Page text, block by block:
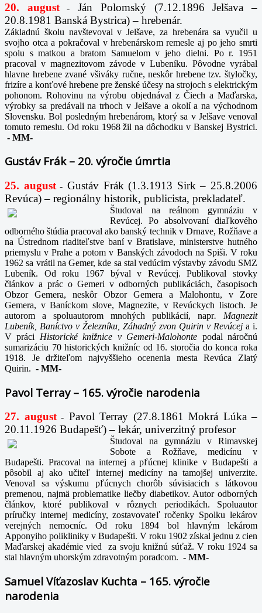
20. august-
Ján Polomský (7.12.1896 Jelšava –
20.8.1981 Banská Bystrica) – hrebenár.
Základnú školu navštevoval v Jelšave, za hrebenára sa vyučil u
svojho otca a pokračoval v hrebenárskom remesle aj po jeho smrti
spolu s matkou a bratom Samuelom v jeho dielni. Po r. 1951
pracoval v magnezitovom závode v Lubeníku. Pôvodne vyrábal
hlavne hrebene zvané všiváky ručne, neskôr hrebene tzv. štyločky,
frizíre a konťové hrebene pre ženské účesy na strojoch s elektrickým
pohonom. Rohovinu na výrobu objednával z Čiech a Maďarska,
výrobky sa predávali na trhoch v Jelšave a okolí a na východnom
Slovensku. Bol posledným hrebenárom, ktorý sa v Jelšave venoval
tomuto remeslu. Od roku 1968 žil na dôchodku v Banskej Bystrici.
- MM-
Gustáv Frák – 20. výročie úmrtia
25. august- Gustáv Frák (1.3.1913 Sirk – 25.8.2006
Revúca) – regionálny historik, publicista, prekladateľ.
Študoval na reálnom gymnáziu v
Revúcej. Po absolvovaní diaľkového
odborného štúdia pracoval ako banský technik v Drnave, Rožňave a
na Ústrednom riaditeľstve baní v Bratislave, ministerstve hutného
priemyslu v Prahe a potom v Banských závodoch na Spiši. V roku
1962 sa vrátil na Gemer, kde sa stal vedúcim výstavby závodu SMZ
Lubeník. Od roku 1967 býval v Revúcej. Publikoval stovky
článkov a prác o Gemeri v odborných publikáciách, časopisoch
Obzor Gemera, neskôr Obzor Gemera a Malohontu, v Zore
Gemera, v Baníckom slove, Magnezite, v Revúckych listoch. Je
autorom a spoluautorom mnohých publikácií, napr. Magnezit
Lubeník, Baníctvo v Železníku, Záhadný zvon Quirin v Revúcej a i.
V práci Historické knižnice v Gemeri-Malohonte podal náročnú
sumarizáciu 70 historických knižníc od 16. storočia do konca roka
1918. Je držiteľom najvyššieho ocenenia mesta Revúca Zlatý
Quirin. - MM-
Pavol Terray – 165. výročie narodenia
27. august- Pavol Terray (27.8.1861 Mokrá Lúka –
20.11.1926 Budapešť) – lekár, univerzitný profesor
Študoval na gymnáziu v Rimavskej
Sobote a Rožňave, medicínu v
Budapešti. Pracoval na internej a pľúcnej klinike v Budapešti a
pôsobil aj ako učiteľ internej medicíny na tamojšej univerzite.
Venoval sa výskumu pľúcnych chorôb súvisiacich s látkovou
premenou, najmä problematike liečby diabetikov. Autor odborných
článkov, ktoré publikoval v rôznych periodikách. Spoluautor
príručky internej medicíny, zostavovateľ ročenky Spolku lekárov
verejných nemocníc. Od roku 1894 bol hlavným lekárom
Apponyiho polikliniky v Budapešti. V roku 1902 získal jednu z cien
Maďarskej akadémie vied za svoju knižnú súťaž. V roku 1924 sa
stal hlavným uhorským zdravotným poradcom. - MM-
Samuel Víťazoslav Kuchta – 165. výročie
narodenia